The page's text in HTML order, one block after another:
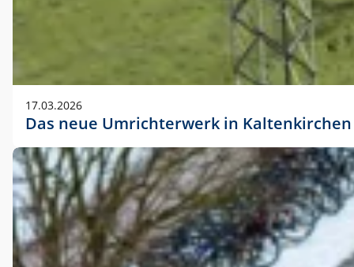
17.03.2026
Das neue Umrichterwerk in Kaltenkirchen